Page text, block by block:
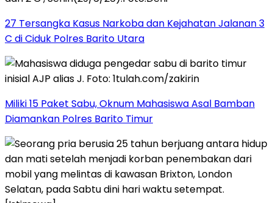
27 Tersangka Kasus Narkoba dan Kejahatan Jalanan 3
C di Ciduk Polres Barito Utara
Miliki 15 Paket Sabu, Oknum Mahasiswa Asal Bamban
Diamankan Polres Barito Timur